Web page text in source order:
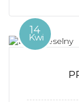
14
Kwi